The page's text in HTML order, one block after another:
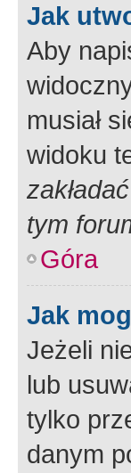
Jak
Aby
musiał
widoku
tym
Góra
Jak
Jeżeli
lub
tylko
danym